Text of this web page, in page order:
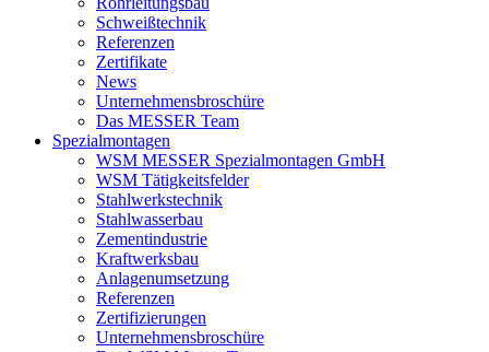
Schweißtechnik
Referenzen
Zertifikate
News
Unternehmensbroschüre
Das MESSER Team
Spezialmontagen
WSM MESSER Spezialmontagen GmbH
WSM Tätigkeitsfelder
Stahlwerkstechnik
Stahlwasserbau
Zementindustrie
Kraftwerksbau
Anlagenumsetzung
Referenzen
Zertifizierungen
Unternehmensbroschüre